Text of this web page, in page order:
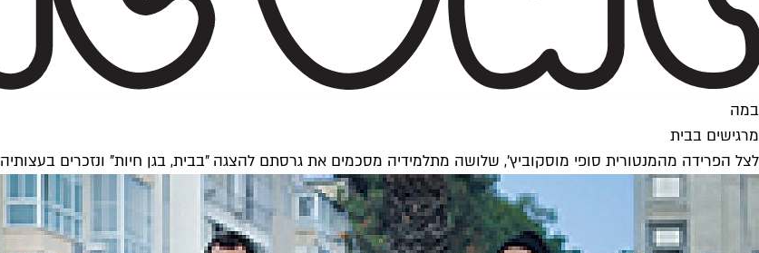
במה
מרגישים בבית
לצל הפרידה מהמנטורית סופי מוסקוביץ', שלושה מתלמידיה מסכמים את גרסתם להצגה "בבית, בגן חיות" ונזכרים בעצותיה